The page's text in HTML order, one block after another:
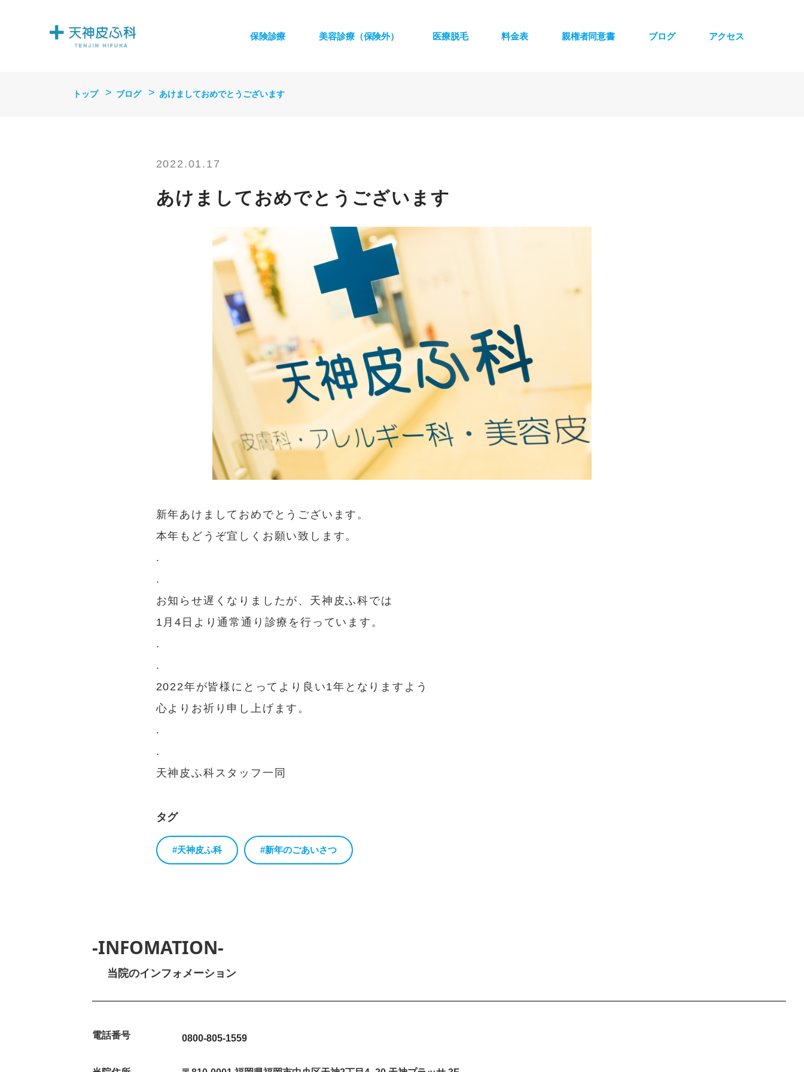
保険診療 美容診療（保険外） 医療脱毛 料金表 親権者同意書 ブログ アクセス
トップ ブログ あけましておめでとうございます
2022.01.17
あけましておめでとうございます
新年あけましておめでとうございます。
本年もどうぞ宜しくお願い致します。
.
.
お知らせ遅くなりましたが、天神皮ふ科では
1月4日より通常通り診療を行っています。
.
.
2022年が皆様にとってより良い1年となりますよう
心よりお祈り申し上げます。
.
.
天神皮ふ科スタッフ一同
タグ
#天神皮ふ科 #新年のごあいさつ
-INFOMATION-
当院のインフォメーション
電話番号 0800-805-1559